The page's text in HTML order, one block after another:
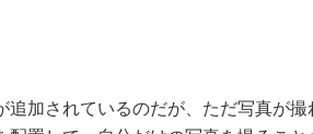
加されているのだが、ただ写真が撮